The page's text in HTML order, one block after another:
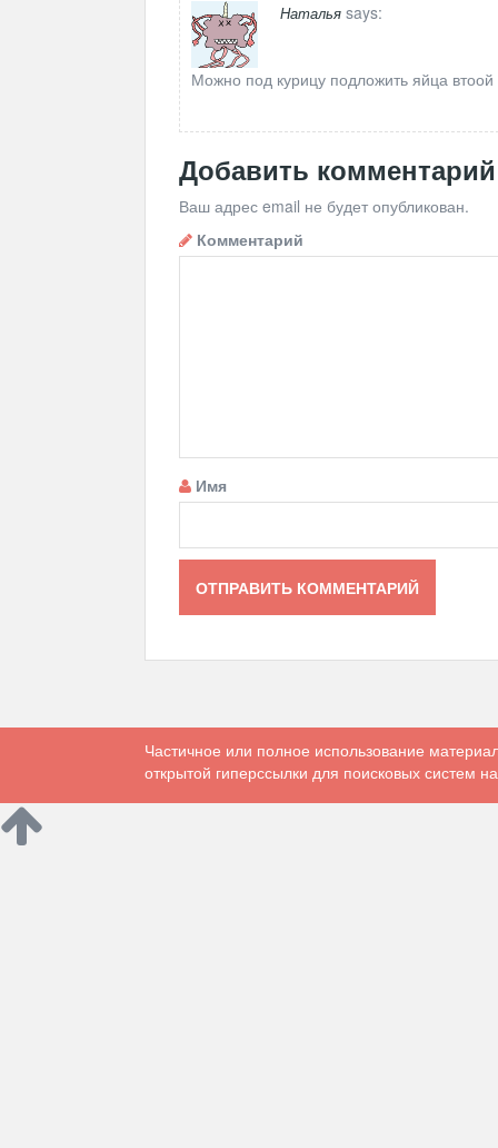
Наталья says:
Можно под курицу подложить яйца втоой
Добавить комментарий
Ваш адрес email не будет опубликован.
Комментарий
Имя
Частичное или полное использование
открытой гиперссылки для поисковых систем